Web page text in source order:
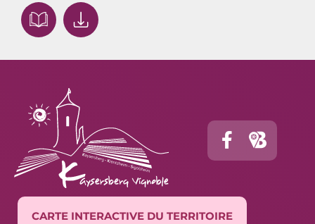
CARTE INTERACTIVE DU TERRITOIRE